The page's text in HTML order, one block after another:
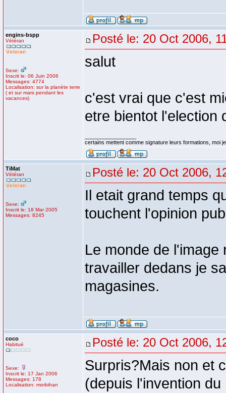
engins-bspp
Vétéran
Sexe:
Inscrit le: 06 Juin 2006
Messages: 4774
Localisation: sur la planète terre
( et sur mars pendant les
vacances)
Posté le: 20 Oct 2006,
salut
c'est vrai que c'est
etre bientot
certains mettent comme signature leurs formations, moi
TiMat
Vétéran
Sexe:
Inscrit le: 18 Mar 2005
Messages: 8245
Posté le: 20 Oct 2006,
Il etait grand temps
touchent l'opinion
Le monde de
travailler dedans je
magasines.
coco
Habitué
Sexe:
Inscrit le: 17 Jan 2006
Messages: 178
Localisation: morbihan
Posté le: 20 Oct 2006,
Surpris?Mais non et
(depuis l'invention du